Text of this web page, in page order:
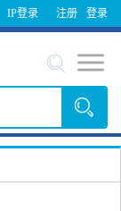
IP登录 登录
注册